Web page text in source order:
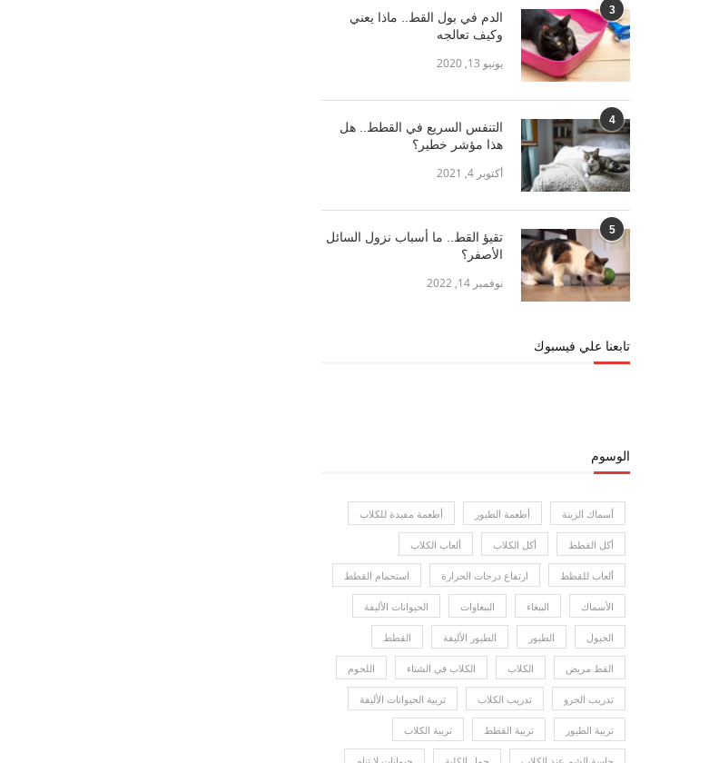
3
الدم في بول القط.. ماذا يعني
وكيف تعالجه
يونيو 13, 2020
4
التنفس السريع في القطط.. هل
هذا مؤشر خطير؟
أكتوبر 4, 2021
5
تقيؤ القط.. ما أسباب نزول السائل
الأصفر؟
نوفمبر 14, 2022
تابعنا علي فيسبوك
الوسوم
أسماك الزينة أطعمة الطيور أطعمة مفيدة للكلاب
أكل القطط أكل الكلاب ألعاب الكلاب
ألعاب للقطط ارتفاع درجات الحرارة استحمام القطط
الأسماك الببغاء الببغاوات الحيوانات الأليفة
الخيول الطيور الطيور الأليفة القطط
القط مريض الكلاب الكلاب في الشتاء اللحوم
تدريب الجرو تدريب الكلاب تربية الحيوانات الأليفة
تربية الطيور تربية القطط تربية الكلاب